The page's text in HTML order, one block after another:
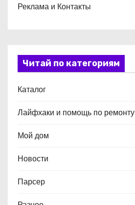
Реклама и Контакты
Читай по категориям
Каталог
Лайфхаки и помощь по ремонту
Мой дом
Новости
Парсер